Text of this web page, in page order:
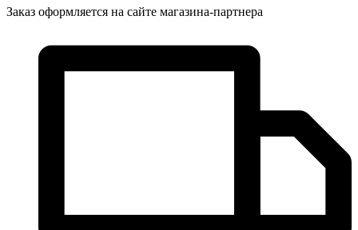
Заказ оформляется на сайте магазина-партнера